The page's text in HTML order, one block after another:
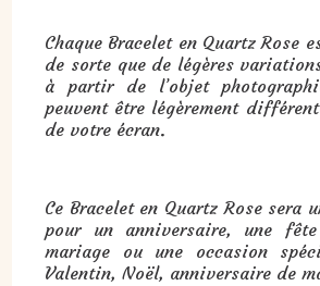
Chaque Bracelet en Quartz Rose
de sorte que de légères
à partir de l’objet
peuvent être légèrement
de votre écran.
Ce Bracelet en Quartz Rose sera
pour un anniversaire, une
mariage ou une occasion
Valentin, Noël, anniversaire de